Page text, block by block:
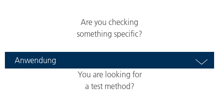
Are you checking
something specific?
Anwendung
You are looking for
a test method?